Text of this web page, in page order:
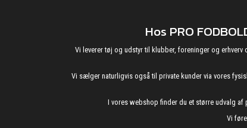
Hos PRO
Vi leverer tøj og udstyr til klubber, foreninger og
Vi sælger naturligvis også til private kunder via vores
I vores webshop finder du et større udvalg
Vi